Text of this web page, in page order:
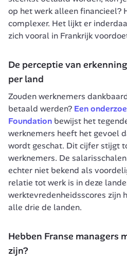
op het werk alleen financieel?
complexer. Het lijkt er
zich vooral in Frankrijk
De perceptie van
per land
Zouden werknemers
betaald werden? Een
Foundation bewijst het
werknemers heeft het gevoel
wordt geschat. Dit cijfer stijgt
werknemers. De
echter niet bekend als
relatie tot werk is in deze
werktevredenheidsscores zijn
alle drie de landen.
Hebben Franse managers
zijn?